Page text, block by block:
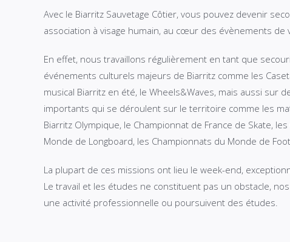
Avec le Biarritz Sauvetage Côtier, vous pouvez devenir
association à visage humain, au cœur des évènements de
En effet, nous travaillons régulièrement en tant que
événements culturels majeurs de Biarritz comme les
musical Biarritz en été, le Wheels&Waves, mais aussi sur
importants qui se déroulent sur le territoire comme les
Biarritz Olympique, le Championnat de France de Skate,
Monde de Longboard, les Championnats du Monde de
La plupart de ces missions ont lieu le week-end,
Le travail et les études ne constituent pas un obstacle,
une activité professionnelle ou poursuivent des études.